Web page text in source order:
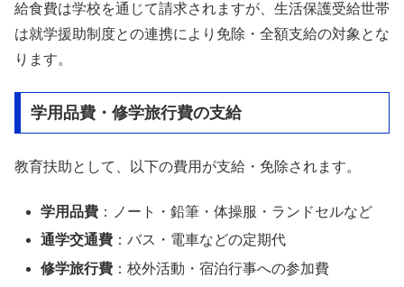
給食費は学校を通じて請求されますが、生活保護受給世帯
は就学援助制度との連携により免除・全額支給の対象とな
ります。
学用品費・修学旅行費の支給
教育扶助として、以下の費用が支給・免除されます。
学用品費 ：ノート・鉛筆・体操服・ランドセルなど
通学交通費 ：バス・電車などの定期代
修学旅行費 ：校外活動・宿泊行事への参加費